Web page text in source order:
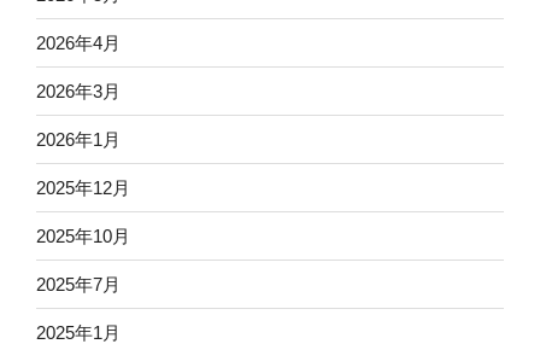
2026年4月
2026年3月
2026年1月
2025年12月
2025年10月
2025年7月
2025年1月